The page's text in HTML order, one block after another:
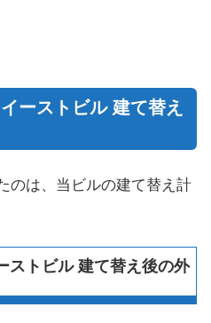
ーストビル 建て替え
のは、当ビルの建て替え計
ストビル 建て替え後の外